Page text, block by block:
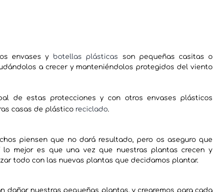
envases y botellas plásticas son pequeñas casitas o
a crecer y manteniéndolos protegidos del viento
de estas protecciones y con otros envases plásticos
casas de plástico reciclado.
piensen que no dará resultado, pero os aseguro que
mejor es que una vez que nuestras plantas crecen y
todo con las nuevas plantas que decidamos plantar.
dañar nuestras pequeñas plantas, y crearemos para cada